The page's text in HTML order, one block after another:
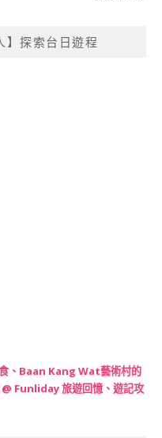
】探索台日遊程
、Baan Kang Wat藝術村的
Funliday 旅遊回憶、遊記攻